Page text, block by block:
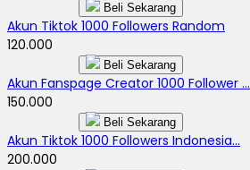
Beli Sekarang
Akun Tiktok 1000 Followers Random
120.000
Beli Sekarang
Akun Fanspage Creator 1000 Follower ...
150.000
Beli Sekarang
Akun Tiktok 1000 Followers Indonesia...
200.000